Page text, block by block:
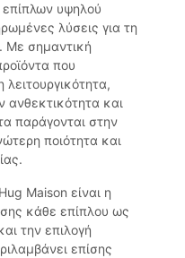
υψηλού
λύσεις για τη
σημαντική
που
ανθεκτικότητα και
παράγονται στην
ποιότητα και
Maison είναι η
κάθε επίπλου ως
την επιλογή
επίσης